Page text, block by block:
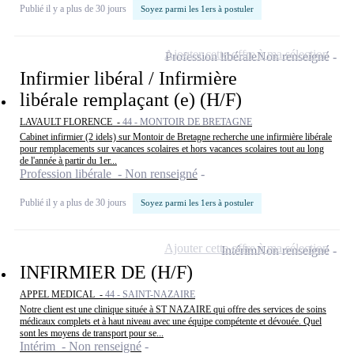
Publié il y a plus de 30 jours Soyez parmi les 1ers à postuler
Infirmier libéral / Infirmière
libérale remplaçant (e) (H/F)
LAVAULT FLORENCE - 44 - MONTOIR DE BRETAGNE
Cabinet infirmier (2 idels) sur Montoir de Bretagne recherche une infirmière libérale
pour remplacements sur vacances scolaires et hors vacances scolaires tout au long
de l'année à partir du 1er...
Profession libérale - Non renseigné
Publié il y a plus de 30 jours Soyez parmi les 1ers à postuler
Profession libéraleNon renseigné
Ajouter cette offre à ma sélection
INFIRMIER DE (H/F)
APPEL MEDICAL - 44 - SAINT-NAZAIRE
Notre client est une clinique située à ST NAZAIRE qui offre des services de soins
médicaux complets et à haut niveau avec une équipe compétente et dévouée. Quel
sont les moyens de transport pour se...
Intérim - Non renseigné
IntérimNon renseigné
Ajouter cette offre à ma sélection